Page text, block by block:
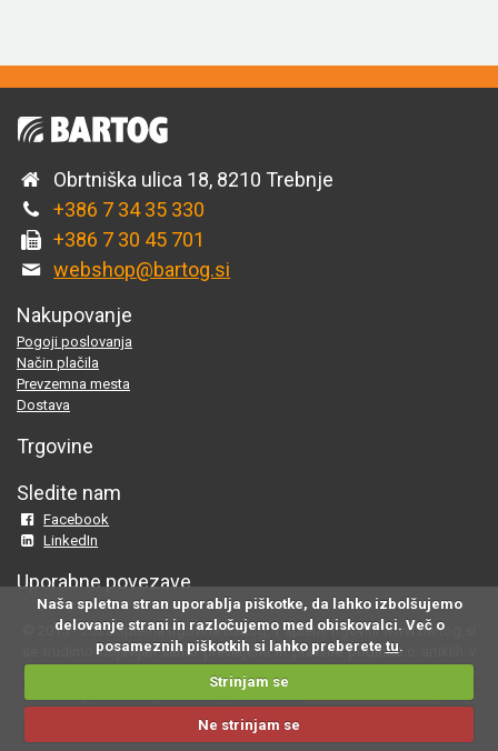
Obrtniška ulica 18, 8210 Trebnje
+386 7 34 35 330
+386 7 30 45 701
webshop@bartog.si
Nakupovanje
Pogoji poslovanja
Način plačila
Prevzemna mesta
Dostava
Trgovine
Sledite nam
Facebook
LinkedIn
Uporabne povezave
© 2015 - 2025 Spletna trgovina Bartog, v spletni trgovini www.bartog.si
se trudimo objavljati samo preverjene in pravilne podatke o artiklih v
ponudbi; če na naši strani odkrijete neresnične oziroma neustrezne
informacije, nam to prosimo sporočite na
izdelkov so simbolične. Cene že vsebujejo DDV.
Naša spletna stran uporablja piškotke, da lahko izbolšujemo
delovanje strani in razločujemo med obiskovalci. Več o
posameznih piškotkih si lahko preberete tu.
Strinjam se
Ne strinjam se